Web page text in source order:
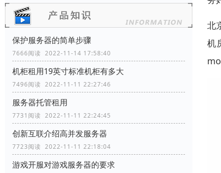
保护服务器的简单步骤
7666阅读 2022-11-14 17:58:40
机柜租用19英寸标准机柜有多大
7496阅读 2022-11-11 22:27:46
服务器托管租用
7731阅读 2022-11-11 22:24:45
创新互联介绍高并发服务器
7723阅读 2022-11-11 22:18:04
游戏开服对游戏服务器的要求
北
机